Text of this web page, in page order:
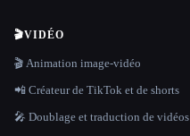
🎬VIDÉO
🎬 Animation image-vidéo
📲 Créateur de TikTok et de shorts
🎤 Doublage et traduction de vidéos